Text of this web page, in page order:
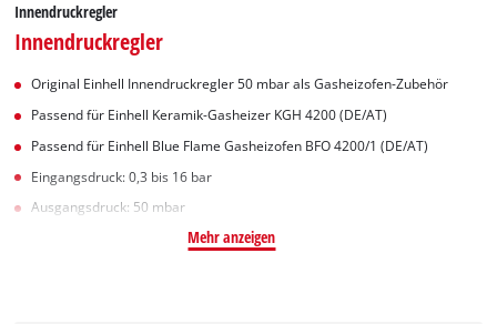
Innendruckregler
Innendruckregler
Original Einhell Innendruckregler 50 mbar als Gasheizofen-Zubehör
Passend für Einhell Keramik-Gasheizer KGH 4200 (DE/AT)
Passend für Einhell Blue Flame Gasheizofen BFO 4200/1 (DE/AT)
Eingangsdruck: 0,3 bis 16 bar
Ausgangsdruck: 50 mbar
Mehr anzeigen